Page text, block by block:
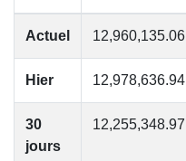
Actuel 12,960,135.06
Hier 12,978,636.94
30
jours
12,255,348.97